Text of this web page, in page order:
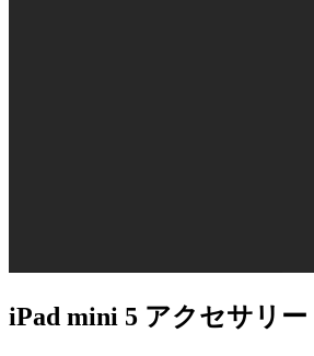
iPad mini 5 アクセサリー